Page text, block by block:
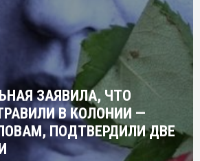
ЗАЯВИЛА, ЧТО
В КОЛОНИИ —
ПОДТВЕРДИЛИ ДВЕ